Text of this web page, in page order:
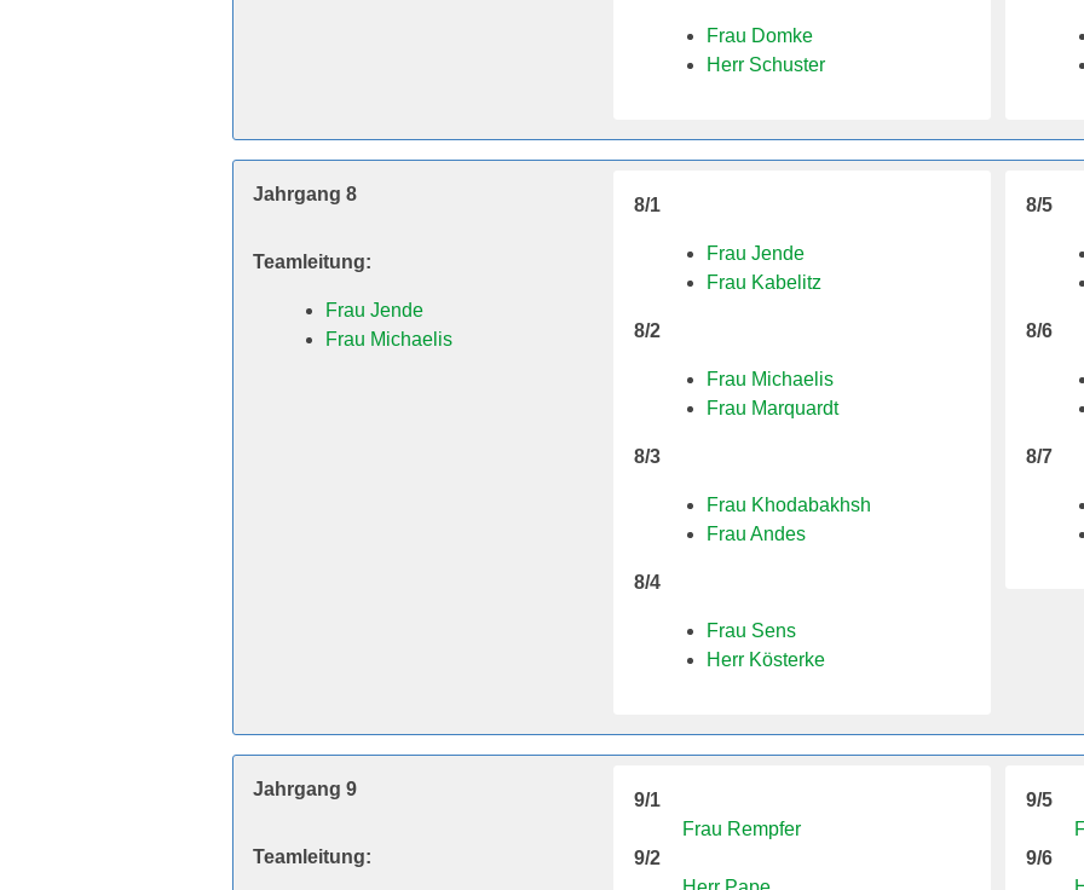
Frau Domke
Herr Schuster
Jahrgang 8
Teamleitung:
Frau Jende
Frau Michaelis
8/1
Frau Jende
Frau Kabelitz
8/2
Frau Michaelis
Frau Marquardt
8/3
Frau Khodabakhsh
Frau Andes
8/4
Frau Sens
Herr Kösterke
8/5
8/6
8/7
Jahrgang 9
Teamleitung:
9/1
Frau Rempfer
9/2
9/5
9/6